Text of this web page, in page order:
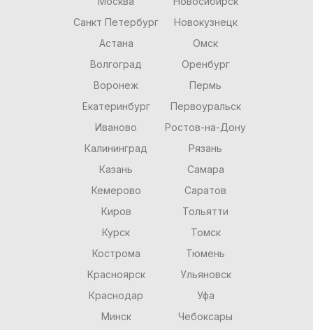
Санкт Петербург
Астана
Волгоград
Воронеж
Екатеринбург
Иваново
Калининград
Казань
Кемерово
Киров
Курск
Кострома
Красноярск
Краснодар
Минск
Новокузнецк
Омск
Оренбург
Пермь
Первоуральск
Ростов-на-Дону
Рязань
Самара
Саратов
Тольятти
Томск
Тюмень
Ульяновск
Уфа
Чебоксары